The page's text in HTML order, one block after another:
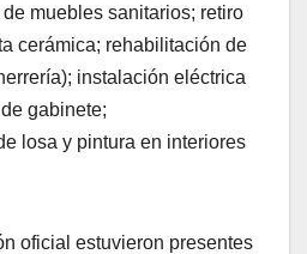
muebles sanitarios; retiro
cerámica; rehabilitación de
instalación eléctrica
gabinete;
losa y pintura en interiores
oficial estuvieron presentes